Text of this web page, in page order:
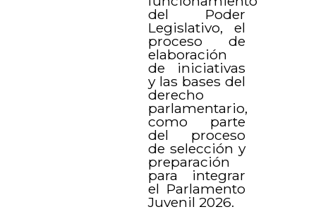
del Poder
Legislativo, el
proceso de
elaboración
de iniciativas
y las bases del
derecho
parlamentario,
como parte
del proceso
de selección y
preparación
para integrar
el Parlamento
Juvenil 2026.